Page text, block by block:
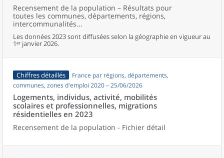
Recensement de la population – Résultats pour
toutes les communes, départements, régions,
intercommunalités...
Les données 2023 sont diffusées selon la géographie en vigueur au
1ᵉʳ janvier 2026.
Chiffres détaillés
France par régions, départements,
communes, zones d'emploi 2020 – 25/06/2026
Logements, individus, activité, mobilités
scolaires et professionnelles, migrations
résidentielles en 2023
Recensement de la population - Fichier détail